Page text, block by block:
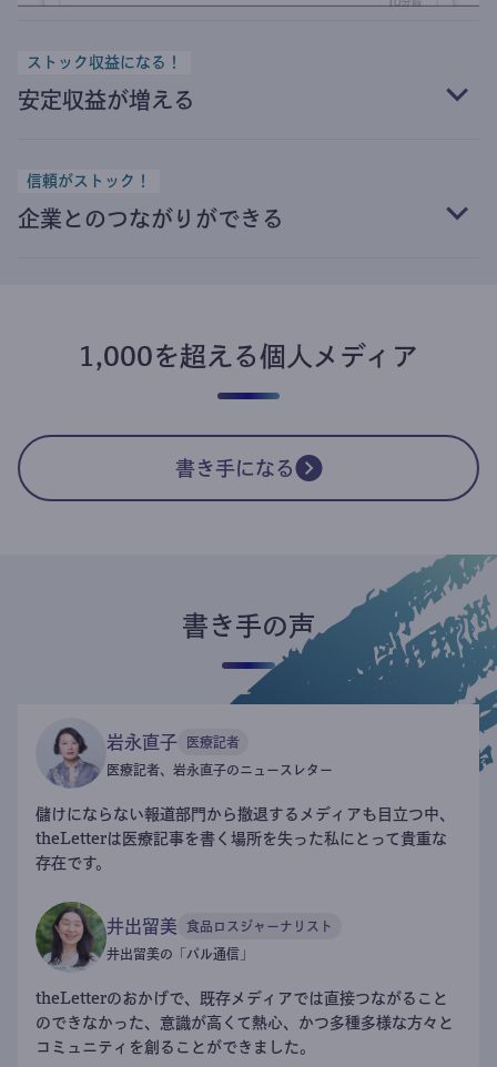
ストック収益になる！
安定収益が増える
信頼がストック！
企業とのつながりができる
1,000を超える個人メディア
書き手になる
書き手の声
岩永直子 医療記者
医療記者、岩永直子のニュースレター
儲けにならない報道部門から撤退するメディアも目立つ中、
theLetterは医療記事を書く場所を失った私にとって貴重な
存在です。
井出留美 食品ロスジャーナリスト
井出留美の「パル通信」
theLetterのおかげで、既存メディアでは直接つながること
のできなかった、意識が高くて熱心、かつ多種多様な方々と
コミュニティを創ることができました。